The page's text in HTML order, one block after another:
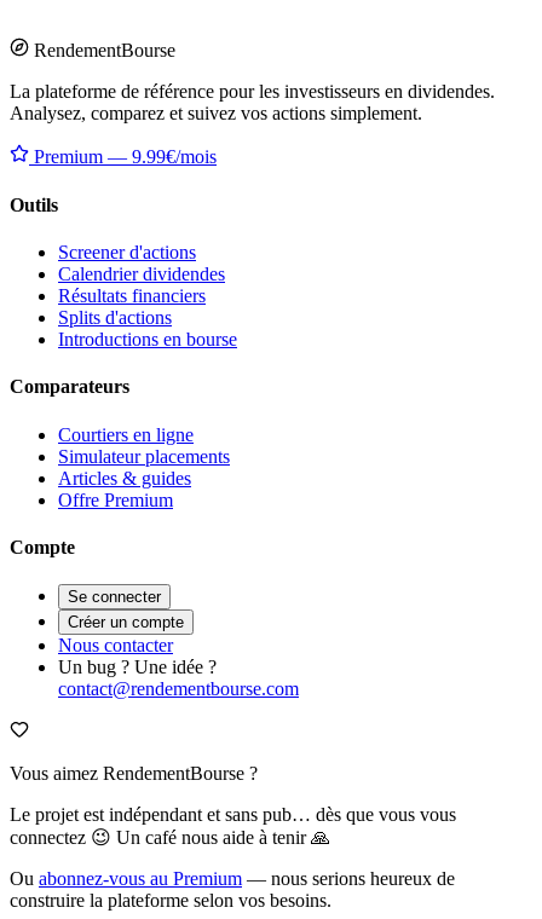
RendementBourse
La plateforme de référence pour les investisseurs en dividendes.
Analysez, comparez et suivez vos actions simplement.
Premium — 9.99€/mois
Outils
Screener d'actions
Calendrier dividendes
Résultats financiers
Splits d'actions
Introductions en bourse
Comparateurs
Courtiers en ligne
Simulateur placements
Articles & guides
Offre Premium
Compte
Se connecter
Créer un compte
Nous contacter
Un bug ? Une idée ?
contact@rendementbourse.com
Vous aimez RendementBourse ?
Le projet est indépendant et sans pub… dès que vous vous
connectez 😉 Un café nous aide à tenir 🙏
Ou abonnez-vous au Premium — nous serions heureux de
construire la plateforme selon vos besoins.